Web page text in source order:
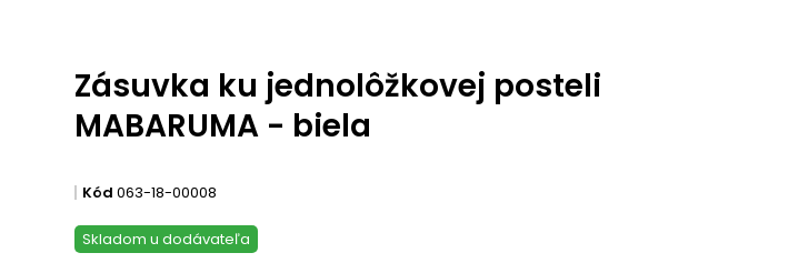
Zásuvka ku jednolôžkovej posteli
MABARUMA - biela
Kód 063-18-00008
Skladom u dodávateľa